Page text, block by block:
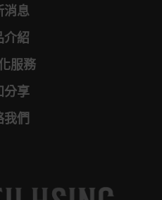
消息
介紹
服務
分享
我們